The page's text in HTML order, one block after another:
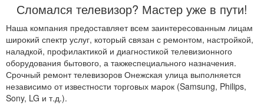
Сломался телевизор? Мастер уже в пути!
Наша компания предоставляет всем заинтересованным лицам
широкий спектр услуг, который связан с ремонтом, настройкой,
наладкой, профилактикой и диагностикой телевизионного
оборудования бытового, а такжеспециального назначения.
Срочный ремонт телевизоров Онежская улица выполняется
независимо от известности торговых марок (Samsung, Philips,
Sony, LG и т.д.).